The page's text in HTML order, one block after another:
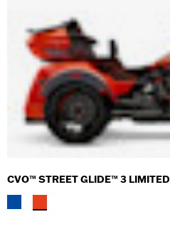
CVO™ STREET GLIDE™ 3 LIMITED